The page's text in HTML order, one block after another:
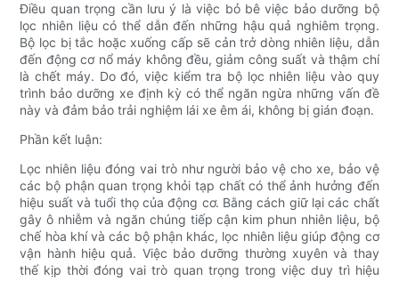
Điều quan trọng cần lưu ý là việc bỏ bê việc bảo dưỡng bộ
lọc nhiên liệu có thể dẫn đến những hậu quả nghiêm trọng.
Bộ lọc bị tắc hoặc xuống cấp sẽ cản trở dòng nhiên liệu, dẫn
đến động cơ nổ máy không đều, giảm công suất và thậm chí
là chết máy. Do đó, việc kiểm tra bộ lọc nhiên liệu vào quy
trình bảo dưỡng xe định kỳ có thể ngăn ngừa những vấn đề
này và đảm bảo trải nghiệm lái xe êm ái, không bị gián đoạn.
Phần kết luận:
Lọc nhiên liệu đóng vai trò như người bảo vệ cho xe, bảo vệ
các bộ phận quan trọng khỏi tạp chất có thể ảnh hưởng đến
hiệu suất và tuổi thọ của động cơ. Bằng cách giữ lại các chất
gây ô nhiễm và ngăn chúng tiếp cận kim phun nhiên liệu, bộ
chế hòa khí và các bộ phận khác, lọc nhiên liệu giúp động cơ
vận hành hiệu quả. Việc bảo dưỡng thường xuyên và thay
thế kịp thời đóng vai trò quan trọng trong việc duy trì hiệu